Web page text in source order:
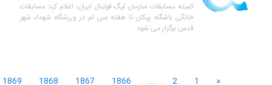
کمیته مسابقات سازمان لیگ فوتبال ایران، اعلام کرد مسابقات
خانگی باشگاه پیکان تا هفته سی ام در ورزشگاه شهداء شهر
قدس برگزار می شود.
«
1
2
...
1866
1867
1868
1869